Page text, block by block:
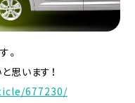
ナー）
。
思います！
677230/